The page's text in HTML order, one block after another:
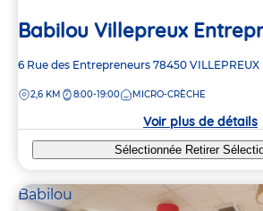
Babilou Villepreux
Adresse
la
6 Rue des Entrepreneurs 78450 VILLEPREUX
DISTANCE
2,6 KM 8:00-19:00 MICRO-CRÈCHE
Voir plus de détails
Sélectionnée Retirer
Babilou